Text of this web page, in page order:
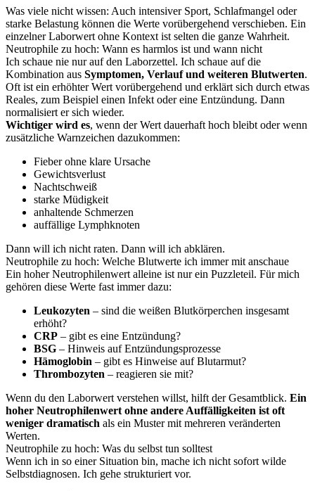
Was viele nicht wissen: Auch intensiver Sport, Schlafmangel oder
starke Belastung können die Werte vorübergehend verschieben. Ein
einzelner Laborwert ohne Kontext ist selten die ganze Wahrheit.
Neutrophile zu hoch: Wann es harmlos ist und wann nicht
Ich schaue nie nur auf den Laborzettel. Ich schaue auf die
Kombination aus Symptomen, Verlauf und weiteren Blutwerten.
Oft ist ein erhöhter Wert vorübergehend und erklärt sich durch etwas
Reales, zum Beispiel einen Infekt oder eine Entzündung. Dann
normalisiert er sich wieder.
Wichtiger wird es, wenn der Wert dauerhaft hoch bleibt oder wenn
zusätzliche Warnzeichen dazukommen:
Fieber ohne klare Ursache
Gewichtsverlust
Nachtschweiß
starke Müdigkeit
anhaltende Schmerzen
auffällige Lymphknoten
Dann will ich nicht raten. Dann will ich abklären.
Neutrophile zu hoch: Welche Blutwerte ich immer mit anschaue
Ein hoher Neutrophilenwert alleine ist nur ein Puzzleteil. Für mich
gehören diese Werte fast immer dazu:
Leukozyten – sind die weißen Blutkörperchen insgesamt
erhöht?
CRP – gibt es eine Entzündung?
BSG – Hinweis auf Entzündungsprozesse
Hämoglobin – gibt es Hinweise auf Blutarmut?
Thrombozyten – reagieren sie mit?
Wenn du den Laborwert verstehen willst, hilft der Gesamtblick. Ein
hoher Neutrophilenwert ohne andere Auffälligkeiten ist oft
weniger dramatisch als ein Muster mit mehreren veränderten
Werten.
Neutrophile zu hoch: Was du selbst tun solltest
Wenn ich in so einer Situation bin, mache ich nicht sofort wilde
Selbstdiagnosen. Ich gehe strukturiert vor.